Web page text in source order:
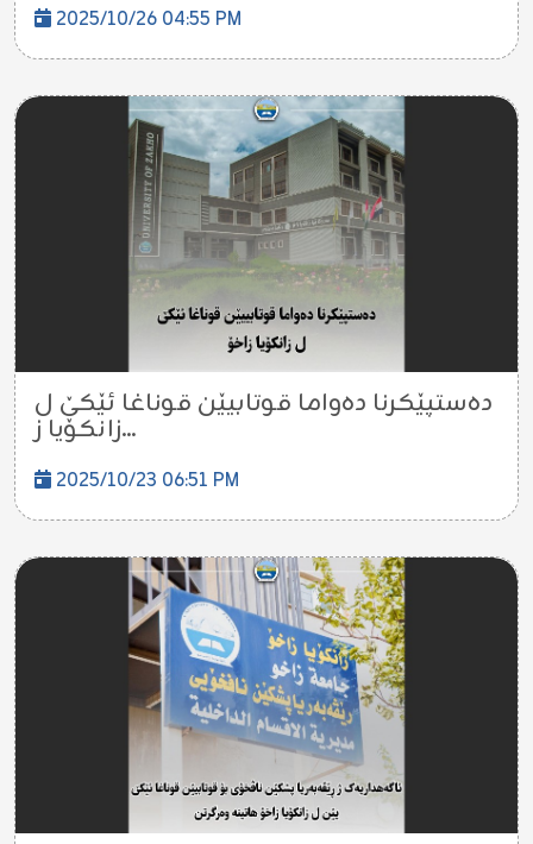
2025/10/26 04:55 PM
دەستپێکرنا دەواما قوتابیێن قوناغا ئێکێ ل
زانکۆیا ز...
2025/10/23 06:51 PM